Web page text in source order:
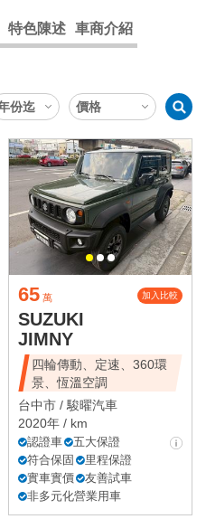
特色陳述 車商介紹
65 萬 加入比較
SUZUKI
JIMNY
四輪傳動、定速、360環
景、恆溫空調
台中市 /駿曜汽車
2020年 / km
認證車
五大保證
符合保固
里程保證
實車實價
友善試車
非多元化營業用車